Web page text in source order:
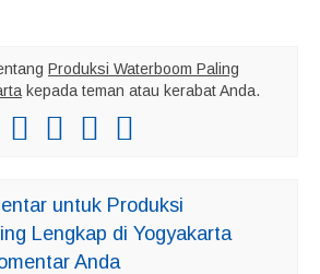
Produksi Waterboom Paling
kepada teman atau kerabat Anda.
untuk Produksi
Lengkap di Yogyakarta
Anda